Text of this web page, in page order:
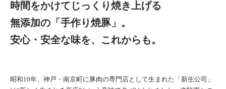
時間をかけてじっくり焼き上げる
無添加の「手作り焼豚」。
安心・安全な味を、これからも。
昭和10年、神戸・南京町に豚肉の専門店として生まれた「新生公司」